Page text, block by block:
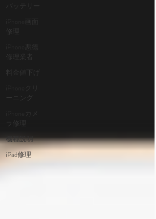
バッテリー
iPhone画面
修理
iPhone悪徳
修理業者
料金値下げ
iPhoneクリ
ーニング
iPhoneカメ
ラ修理
機種説明
iPad修理